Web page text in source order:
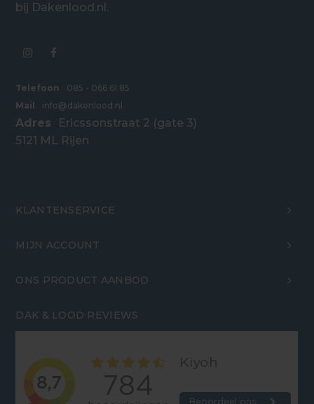
bij Dakenlood.nl.
Telefoon
085 - 066 61 85
Mail
info@dakenlood.nl
Adres
Ericssonstraat 2 (gate 3)
5121 ML Rijen
KLANTENSERVICE
MIJN ACCOUNT
ONS PRODUCT AANBOD
DAK & LOOD REVIEWS